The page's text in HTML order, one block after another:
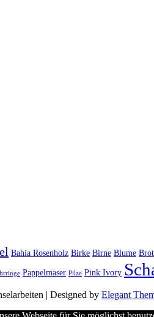
Bahia Rosenholz Birke Birne Blume
Pappelmaser Pilze Pink Ivory
| Designed by Elegant